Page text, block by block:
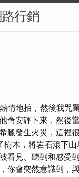
行銷
情地拍，然後我咒
會安靜下來，然後
臘發生火災，這裡
樹木，將岩石滾下
看見、聽到和感受
你會突然意識到，